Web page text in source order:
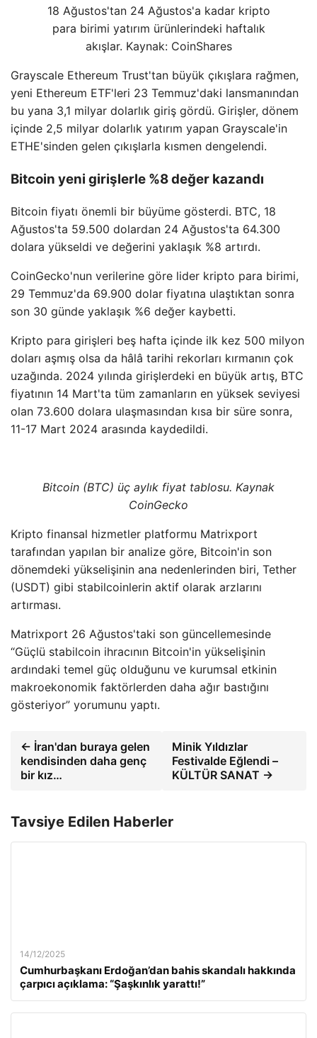
18 Ağustos'tan 24 Ağustos'a kadar kripto
para birimi yatırım ürünlerindeki haftalık
akışlar. Kaynak: CoinShares
Grayscale Ethereum Trust'tan büyük çıkışlara rağmen,
yeni Ethereum ETF'leri 23 Temmuz'daki lansmanından
bu yana 3,1 milyar dolarlık giriş gördü. Girişler, dönem
içinde 2,5 milyar dolarlık yatırım yapan Grayscale'in
ETHE'sinden gelen çıkışlarla kısmen dengelendi.
Bitcoin yeni girişlerle %8 değer kazandı
Bitcoin fiyatı önemli bir büyüme gösterdi. BTC, 18
Ağustos'ta 59.500 dolardan 24 Ağustos'ta 64.300
dolara yükseldi ve değerini yaklaşık %8 artırdı.
CoinGecko'nun verilerine göre lider kripto para birimi,
29 Temmuz'da 69.900 dolar fiyatına ulaştıktan sonra
son 30 günde yaklaşık %6 değer kaybetti.
Kripto para girişleri beş hafta içinde ilk kez 500 milyon
doları aşmış olsa da hâlâ tarihi rekorları kırmanın çok
uzağında. 2024 yılında girişlerdeki en büyük artış, BTC
fiyatının 14 Mart'ta tüm zamanların en yüksek seviyesi
olan 73.600 dolara ulaşmasından kısa bir süre sonra,
11-17 Mart 2024 arasında kaydedildi.
Bitcoin (BTC) üç aylık fiyat tablosu. Kaynak
CoinGecko
Kripto finansal hizmetler platformu Matrixport
tarafından yapılan bir analize göre, Bitcoin'in son
dönemdeki yükselişinin ana nedenlerinden biri, Tether
(USDT) gibi stabilcoinlerin aktif olarak arzlarını
artırması.
Matrixport 26 Ağustos'taki son güncellemesinde
“Güçlü stabilcoin ihracının Bitcoin'in yükselişinin
ardındaki temel güç olduğunu ve kurumsal etkinin
makroekonomik faktörlerden daha ağır bastığını
gösteriyor” yorumunu yaptı.
← İran'dan buraya gelen
kendisinden daha genç
bir kız…
Minik Yıldızlar
Festivalde Eğlendi –
KÜLTÜR SANAT →
Tavsiye Edilen Haberler
14/12/2025
Cumhurbaşkanı Erdoğan’dan bahis skandalı hakkında
çarpıcı açıklama: “Şaşkınlık yarattı!”